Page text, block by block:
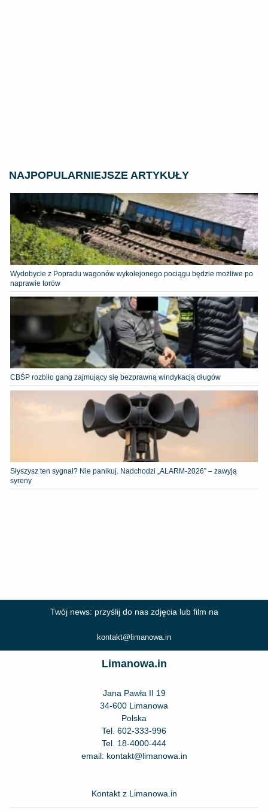
NAJPOPULARNIEJSZE ARTYKUŁY
Wydobycie z Popradu wagonów wykolejonego pociągu będzie możliwe po
naprawie torów
CBŚP rozbiło gang zajmujący się bezprawną windykacją długów
Słyszysz ten sygnał? Nie panikuj. Nadchodzi „ALARM-2026” – zawyją
syreny
Twój news: przyślij do nas zdjęcia lub film na
kontakt@limanowa.in
Limanowa.in
Jana Pawła II 19
34-600 Limanowa
Polska
Tel. 602-333-996
Tel. 18-4000-444
email: kontakt@limanowa.in
Kontakt z Limanowa.in